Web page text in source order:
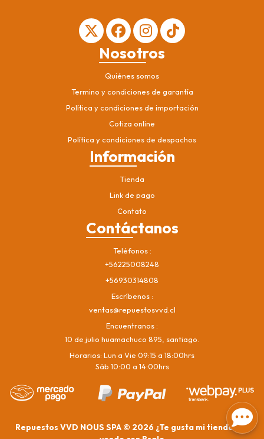
Nosotros
Quiénes somos
Termino y condiciones de garantía
Política y condiciones de importación
Cotiza online
Política y condiciones de despachos
Información
Tienda
Link de pago
Contato
Contáctanos
Teléfonos
+56225008248
+56930314808
Escríbenos
ventas@repuestosvvd.cl
Encuentranos
10 de julio huamachuco 895, santiago.
Horarios: Lun a Vie 09:15 a 18:00hrs
Sáb 10:00 a 14:00hrs
Repuestos VVD NOUS SPA © 2026 ¿Te gusta mi tienda? Yo